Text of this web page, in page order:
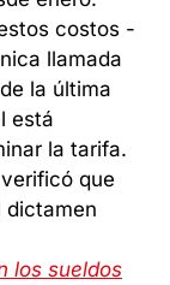
costos -
llamada
la última
está
la tarifa.
que
dictamen
los sueldos